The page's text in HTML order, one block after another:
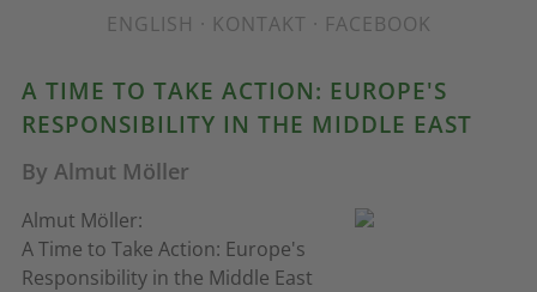
ENGLISH · KONTAKT · FACEBOOK
A TIME TO TAKE ACTION: EUROPE'S
RESPONSIBILITY IN THE MIDDLE EAST
By Almut Möller
Almut Möller:
A Time to Take Action: Europe's
Responsibility in the Middle East